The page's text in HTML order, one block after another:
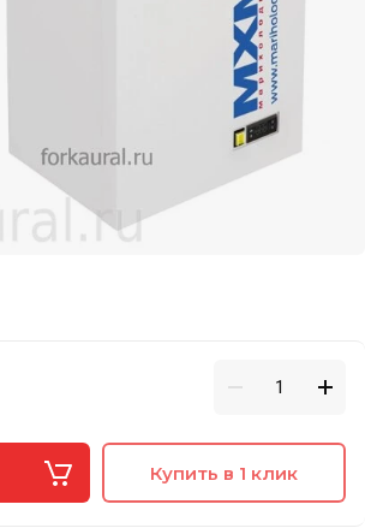
Купить в 1 клик